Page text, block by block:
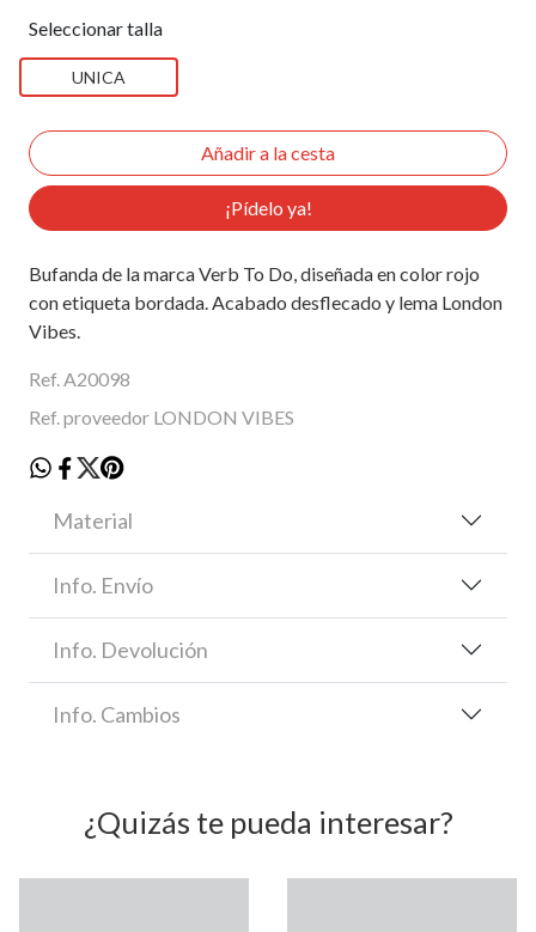
Seleccionar talla
UNICA
¡Pídelo ya!
Bufanda de la marca Verb To Do, diseñada en color rojo
con etiqueta bordada. Acabado desflecado y lema London
Vibes.
Ref. A20098
Ref. proveedor LONDON VIBES
Material
Info. Envío
Info. Devolución
Info. Cambios
¿Quizás te pueda interesar?